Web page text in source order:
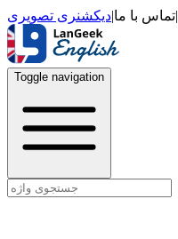
|تماس با ما|دیکشنری تصویری
Toggle navigation